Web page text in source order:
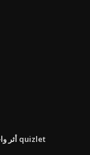
أثر واحد من اتفاق التجارة الحرة الأمريكية الشمالية نافتا هو quizlet